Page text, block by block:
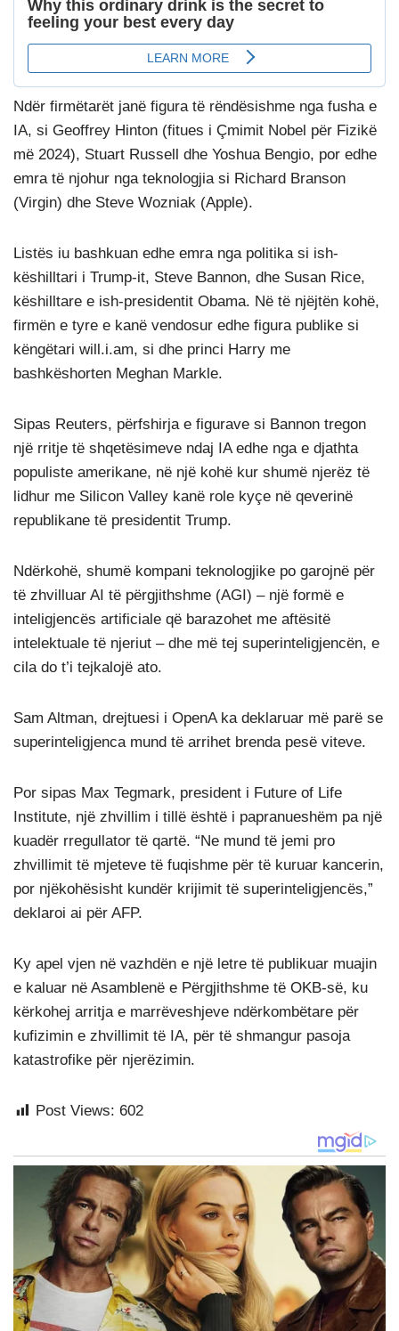
Ndër firmëtarët janë figura të rëndësishme nga fusha e
IA, si Geoffrey Hinton (fitues i Çmimit Nobel për Fizikë
më 2024), Stuart Russell dhe Yoshua Bengio, por edhe
emra të njohur nga teknologjia si Richard Branson
(Virgin) dhe Steve Wozniak (Apple).
Listës iu bashkuan edhe emra nga politika si ish-
këshilltari i Trump-it, Steve Bannon, dhe Susan Rice,
këshilltare e ish-presidentit Obama. Në të njëjtën kohë,
firmën e tyre e kanë vendosur edhe figura publike si
këngëtari will.i.am, si dhe princi Harry me
bashkëshorten Meghan Markle.
Sipas Reuters, përfshirja e figurave si Bannon tregon
një rritje të shqetësimeve ndaj IA edhe nga e djathta
populiste amerikane, në një kohë kur shumë njerëz të
lidhur me Silicon Valley kanë role kyçe në qeverinë
republikane të presidentit Trump.
Ndërkohë, shumë kompani teknologjike po garojnë për
të zhvilluar AI të përgjithshme (AGI) – një formë e
inteligjencës artificiale që barazohet me aftësitë
intelektuale të njeriut – dhe më tej superinteligjencën, e
cila do t’i tejkalojë ato.
Sam Altman, drejtuesi i OpenA ka deklaruar më parë se
superinteligjenca mund të arrihet brenda pesë viteve.
Por sipas Max Tegmark, president i Future of Life
Institute, një zhvillim i tillë është i papranueshëm pa një
kuadër rregullator të qartë. “Ne mund të jemi pro
zhvillimit të mjeteve të fuqishme për të kuruar kancerin,
por njëkohësisht kundër krijimit të superinteligjencës,”
deklaroi ai për AFP.
Ky apel vjen në vazhdën e një letre të publikuar muajin
e kaluar në Asamblenë e Përgjithshme të OKB-së, ku
kërkohej arritja e marrëveshjeve ndërkombëtare për
kufizimin e zhvillimit të IA, për të shmangur pasoja
katastrofike për njerëzimin.
Post Views: 602